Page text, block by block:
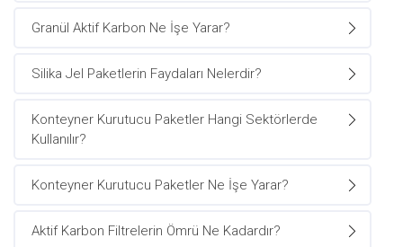
Granül Aktif Karbon Ne İşe Yarar?
Silika Jel Paketlerin Faydaları Nelerdir?
Konteyner Kurutucu Paketler Hangi Sektörlerde
Kullanılır?
Konteyner Kurutucu Paketler Ne İşe Yarar?
Aktif Karbon Filtrelerin Ömrü Ne Kadardır?